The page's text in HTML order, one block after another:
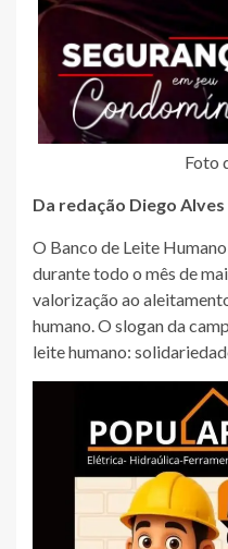
Foto
Da redação Diego Alves
O Banco de Leite
durante todo o mês de
valorização ao
humano. O slogan da
leite humano: